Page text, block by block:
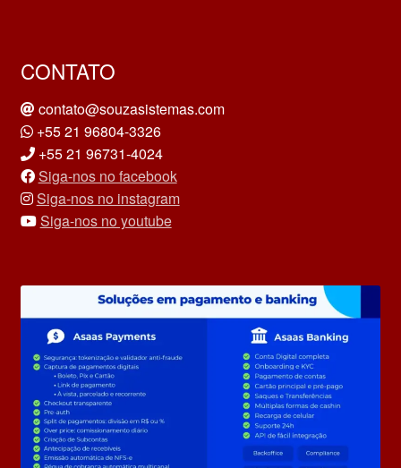
CONTATO
contato@souzasistemas.com
+55 21 96804-3326
+55 21 96731-4024
Siga-nos no facebook
Siga-nos no instagram
Siga-nos no youtube